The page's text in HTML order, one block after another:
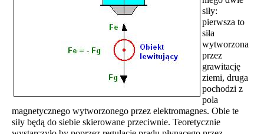
siły:
pierwsza to
siła
wytworzona
przez
grawitację
ziemi, druga
pochodzi z
pola
magnetycznego wytworzonego przez elektromagnes. Obie te
siły będą do siebie skierowane przeciwnie. Teoretycznie